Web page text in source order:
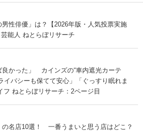
性俳優」は？【2026年版・人気投票実施
能人 ねとらぼリサーチ
良かった」 カインズの“車内遮光カーテ
バシーも保てて安心」「ぐっすり眠れま
フ ねとらぼリサーチ：2ページ目
の名店10選！ 一番うまいと思う店はどこ？